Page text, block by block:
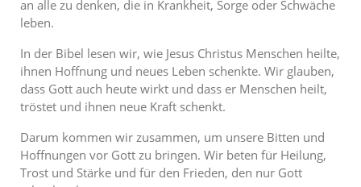
an alle zu denken, die in Krankheit, Sorge oder Schwäche
leben.
In der Bibel lesen wir, wie Jesus Christus Menschen heilte,
ihnen Hoffnung und neues Leben schenkte. Wir glauben,
dass Gott auch heute wirkt und dass er Menschen heilt,
tröstet und ihnen neue Kraft schenkt.
Darum kommen wir zusammen, um unsere Bitten und
Hoffnungen vor Gott zu bringen. Wir beten für Heilung,
Trost und Stärke und für den Frieden, den nur Gott